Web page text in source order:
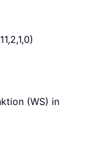
(WS) in